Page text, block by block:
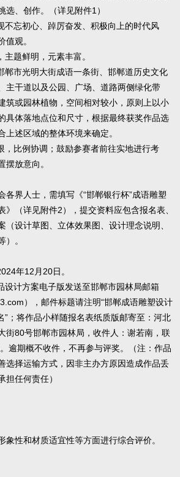
选、创作。（详见附件1）
不忘初心、踔厉奋发、积极向上的时代风
值观。
题鲜明，元素丰富。
郸市光明大街成语一条街、邯郸道历史文化
主干道以及公园、广场、道路两侧绿化带
筑或园林植物，空间相对较小，原则上以小
具体落地点位和尺寸，根据最终获奖作品选
上述区域的整体环境来确定。
，比例协调；鼓励参赛者前往实地进行考
摆放意向。
各界人士，需填写《“邯郸银行杯”成语雕塑
》（详见附件2），提交资料应包含报名表、
（设计草图、立体效果图、设计理念说明、
）。
年12月20日。
设计方案电子版发送至邯郸市园林局邮箱
），邮件标题请注明“邯郸成语雕塑设计
”；将作品小样随报名表纸质版邮寄至：河北
街80号邯郸市园林局，收件人：谢若南，联
逾期概不收件，不再参与评奖。（注：作品
选择运输方式，因非主办方原因造成作品丢
担任何责任）
象性和材质适宜性等方面进行综合评价。